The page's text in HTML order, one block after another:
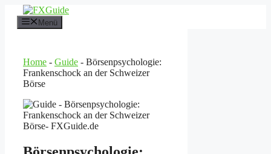
Inhalt
springen
Menü
Home - Guide - Börsenpsychologie:
Frankenschock an der Schweizer
Börse